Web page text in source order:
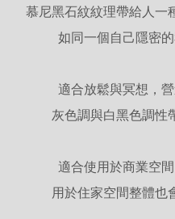
慕尼黑石紋紋理帶給人一
如同一個自己隱密
適合放鬆與冥想，
灰色調與白黑色調性
適合使用於商業空
用於住家空間整體也